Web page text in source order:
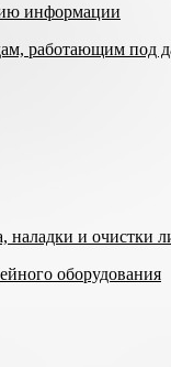
информации
работающим под
и очистки
оборудования